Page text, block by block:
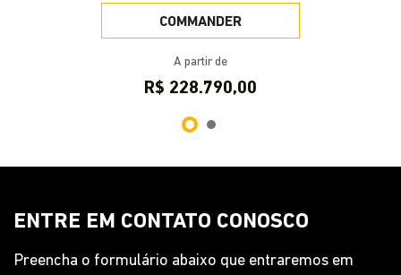
COMMANDER
A partir de
R$ 228.790,00
ENTRE EM CONTATO CONOSCO
Preencha o formulário abaixo que entraremos em